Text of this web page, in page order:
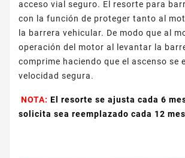
acceso vial seguro. El resorte para
con la función de proteger tanto al
la barrera vehicular. De modo que al
operación del motor al levantar la
comprime haciendo que el ascenso se
velocidad segura.
NOTA: El resorte se ajusta cada 6
solicita sea reemplazado cada 12